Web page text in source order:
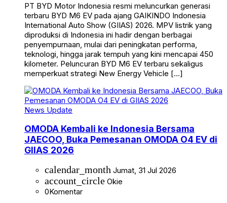
PT BYD Motor Indonesia resmi meluncurkan generasi
terbaru BYD M6 EV pada ajang GAIKINDO Indonesia
International Auto Show (GIIAS) 2026. MPV listrik yang
diproduksi di Indonesia ini hadir dengan berbagai
penyempurnaan, mulai dari peningkatan performa,
teknologi, hingga jarak tempuh yang kini mencapai 450
kilometer. Peluncuran BYD M6 EV terbaru sekaligus
memperkuat strategi New Energy Vehicle […]
News Update
OMODA Kembali ke Indonesia Bersama
JAECOO, Buka Pemesanan OMODA O4 EV di
GIIAS 2026
calendar_month Jumat, 31 Jul 2026
account_circle Okie
0Komentar